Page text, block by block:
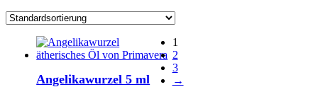
Angelikawurzel 5 ml
1
2
3
→